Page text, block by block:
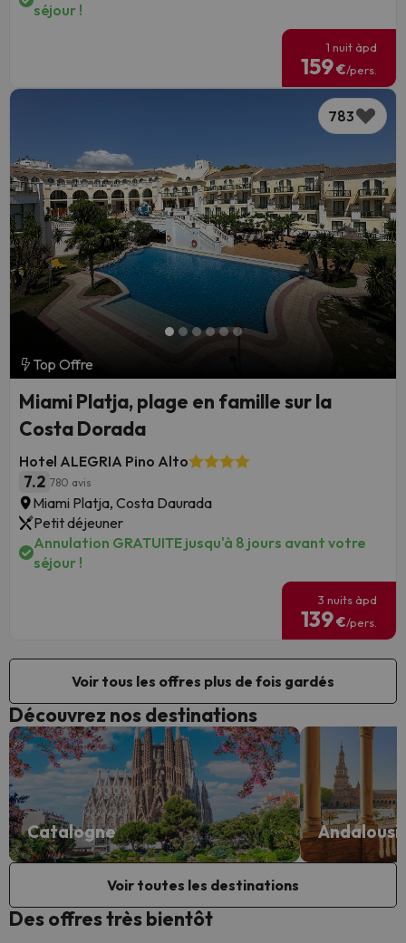
séjour !
1 nuit àpd
159€/pers.
Top Offre
783
Miami Platja, plage en famille sur la
Costa Dorada
Hotel ALEGRIA Pino Alto
7.2 780 avis
Miami Platja, Costa Daurada
Petit déjeuner
Annulation GRATUITE jusqu'à 8 jours avant votre
séjour !
3 nuits àpd
139€/pers.
Voir tous les offres plus de fois gardés
Découvrez nos destinations
Catalogne
Voir toutes les destinations
Des offres très bientôt